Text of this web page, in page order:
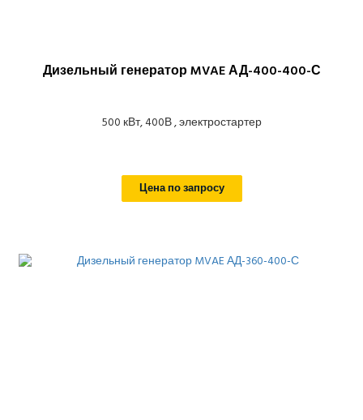
Дизельный генератор MVAE АД-400-400-С
500 кВт, 400В , электростартер
Цена по запросу